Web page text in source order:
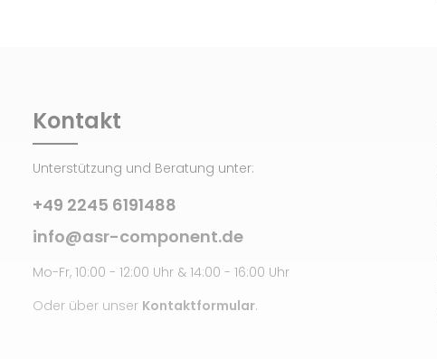
Kontakt
Unterstützung und Beratung unter:
+49 2245 6191488
info@asr-component.de
Mo-Fr, 10:00 - 12:00 Uhr & 14:00 - 16:00 Uhr
Oder über unser Kontaktformular.